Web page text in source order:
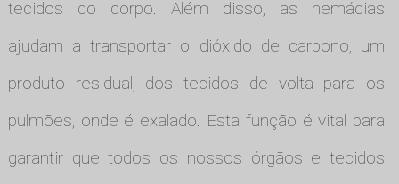
tecidos do corpo. Além disso, as hemácias
ajudam a transportar o dióxido de carbono, um
produto residual, dos tecidos de volta para os
pulmões, onde é exalado. Esta função é vital para
garantir que todos os nossos órgãos e tecidos